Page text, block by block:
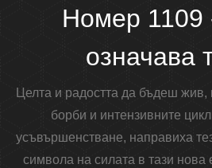
Номер 1109
означава
Целта и радостта да бъдеш
борби и интензивните
усъвършенстване, направиха
символа на силата в тази нова